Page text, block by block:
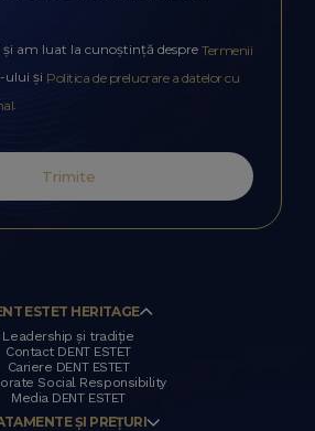
și am luat la cunoștință despre Termenii
ului și Politica de prelucrare a datelor cu
Trimite
ESTET HERITAGE
Leadership și tradiție
Contact DENT ESTET
Cariere DENT ESTET
Social Responsibility
Media DENT ESTET
ȘI PREȚURI